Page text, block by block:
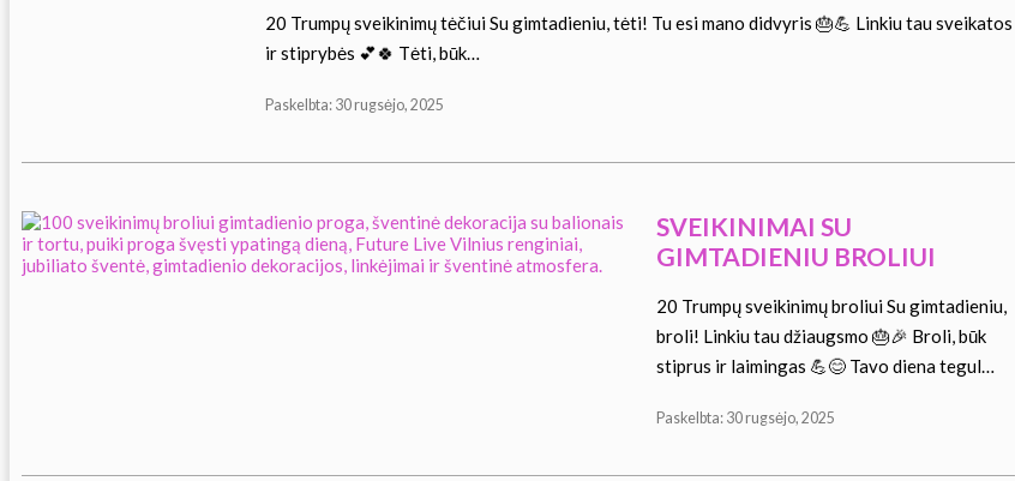
20 Trumpų sveikinimų tėčiui Su gimtadieniu, tėti! Tu esi mano didvyris 🎂💪 Linkiu tau sveikatos
ir stiprybės 💕🍀 Tėti, būk…
Paskelbta: 30 rugsėjo, 2025
SVEIKINIMAI SU
GIMTADIENIU BROLIUI
20 Trumpų sveikinimų broliui Su gimtadieniu,
broli! Linkiu tau džiaugsmo 🎂🎉 Broli, būk
stiprus ir laimingas 💪😊 Tavo diena tegul…
Paskelbta: 30 rugsėjo, 2025